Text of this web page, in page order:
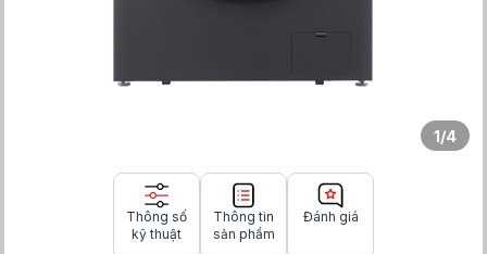
1/4
Thông số
kỹ thuật
Thông tin
sản phẩm
Đánh giá